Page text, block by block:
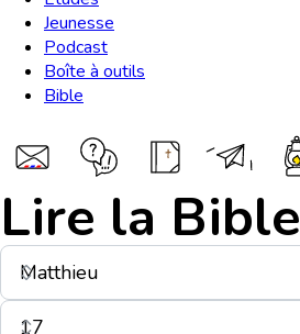
Jeunesse
Podcast
Boîte à outils
Bible
Lire la Bible